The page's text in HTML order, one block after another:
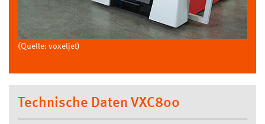
(Quelle: voxeljet)
Technische Daten VXC800